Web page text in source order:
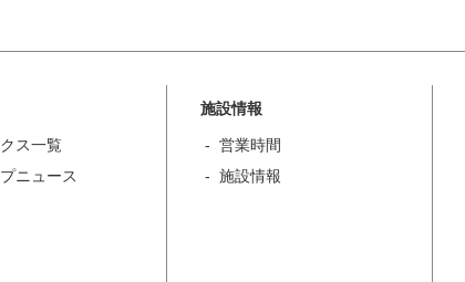
ス一覧
ニュース
施設情報
営業時間
施設情報